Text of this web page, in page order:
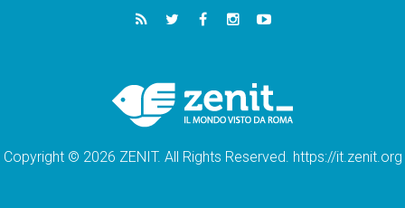
Copyright © 2026 ZENIT. All Rights Reserved. https://it.zenit.org